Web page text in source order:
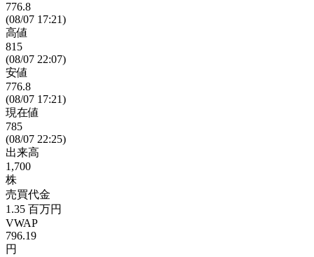
776.8
(08/07 17:21)
高値
815
(08/07 22:07)
安値
776.8
(08/07 17:21)
現在値
785
(08/07 22:25)
出来高
1,700
株
売買代金
1.35 百万円
VWAP
796.19
円